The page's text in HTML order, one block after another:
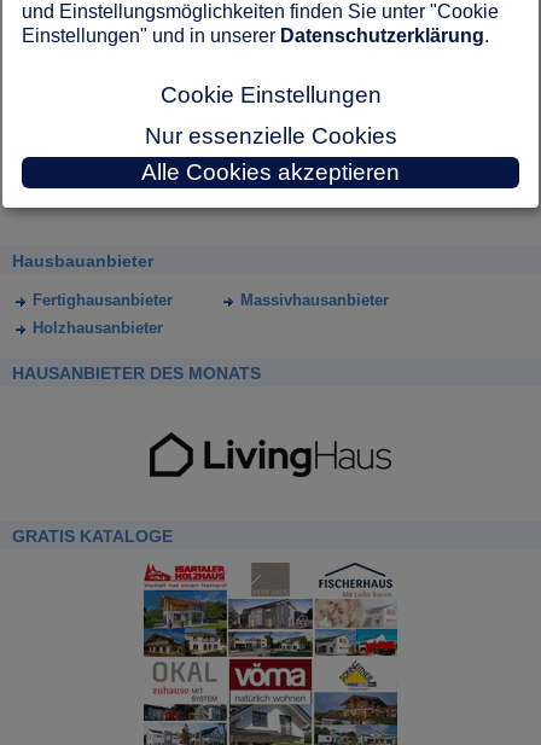
Hausbauanbieter
Fertighausanbieter
Massivhausanbieter
Holzhausanbieter
HAUSANBIETER DES MONATS
GRATIS KATALOGE
und Einstellungsmöglichkeiten finden Sie unter "Cookie
Einstellungen" und in unserer Datenschutzerklärung.
Cookie Einstellungen
Nur essenzielle Cookies
Alle Cookies akzeptieren